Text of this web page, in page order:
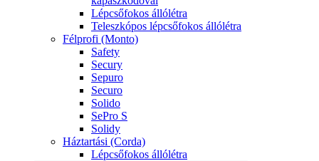
Lépcsőfokos állólétra
Teleszkópos lépcsőfokos állólétra
Félprofi (Monto)
Safety
Secury
Sepuro
Securo
Solido
SePro S
Solidy
Háztartási (Corda)
Lépcsőfokos állólétra